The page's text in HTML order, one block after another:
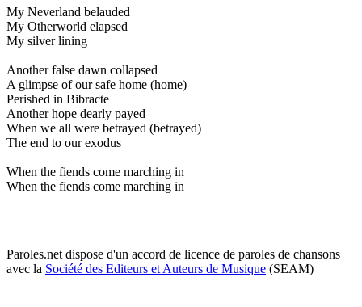
My Neverland belauded
My Otherworld elapsed
My silver lining
Another false dawn collapsed
A glimpse of our safe home (home)
Perished in Bibracte
Another hope dearly payed
When we all were betrayed (betrayed)
The end to our exodus
When the fiends come marching in
When the fiends come marching in
Paroles.net dispose d'un accord de licence de paroles de chansons
avec la Société des Editeurs et Auteurs de Musique (SEAM)